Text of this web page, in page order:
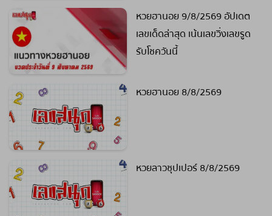
หวยฮานอย 9/8/2569 อัปเดต
เลขเด็ดล่าสุด เน้นเลขวิ่งเลขรูด
รับโชควันนี้
หวยฮานอย 8/8/2569
หวยลาวซุปเปอร์ 8/8/2569